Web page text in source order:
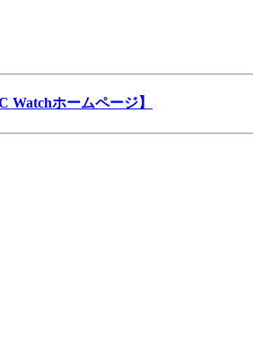
Watchホームページ】